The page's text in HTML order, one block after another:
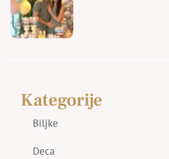
Kategorije
Biljke
Deca